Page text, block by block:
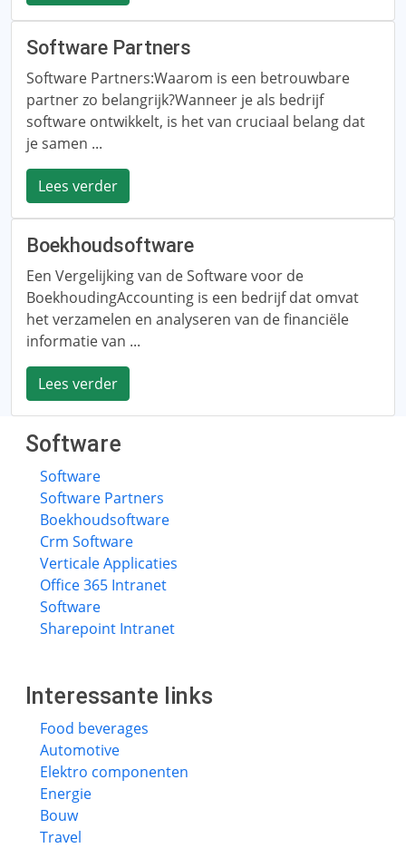
Software Partners
Software Partners:Waarom is een betrouwbare
partner zo belangrijk?Wanneer je als bedrijf
software ontwikkelt, is het van cruciaal belang dat
je samen ...
Lees verder
Boekhoudsoftware
Een Vergelijking van de Software voor de
BoekhoudingAccounting is een bedrijf dat omvat
het verzamelen en analyseren van de financiële
informatie van ...
Lees verder
Software
Software
Software Partners
Boekhoudsoftware
Crm Software
Verticale Applicaties
Office 365 Intranet
Software
Sharepoint Intranet
Interessante links
Food beverages
Automotive
Elektro componenten
Energie
Bouw
Travel